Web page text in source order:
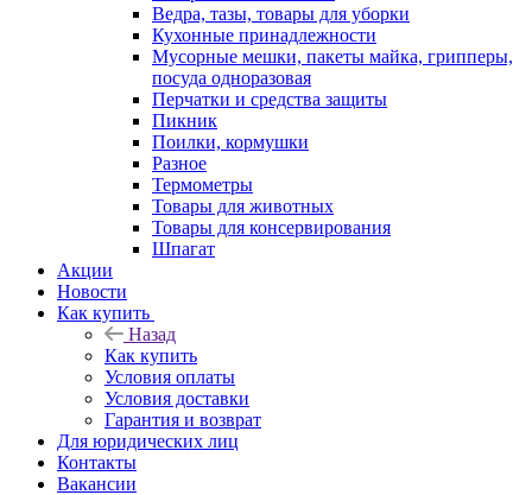
Ведра, тазы, товары для уборки
Кухонные принадлежности
Мусорные мешки, пакеты майка, грипперы,
посуда одноразовая
Перчатки и средства защиты
Пикник
Поилки, кормушки
Разное
Термометры
Товары для животных
Товары для консервирования
Шпагат
Акции
Новости
Как купить
Назад
Как купить
Условия оплаты
Условия доставки
Гарантия и возврат
Для юридических лиц
Контакты
Вакансии